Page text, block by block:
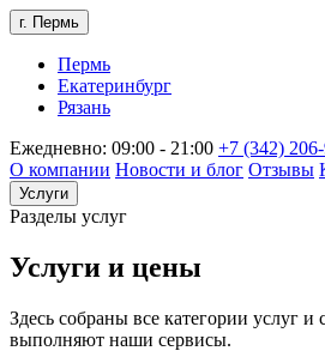
г. Пермь
Пермь
Екатеринбург
Рязань
Ежедневно: 09:00 - 21:00 +7 (342)
О компании Новости и блог Отзывы
Услуги
Разделы услуг
Услуги и цены
Здесь собраны все категории услуг и
выполняют наши сервисы.